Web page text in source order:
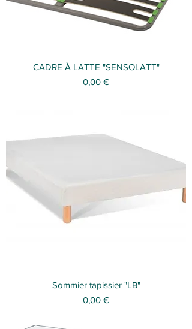
CADRE À LATTE "SENSOLATT"
Prix
0,00 €
Sommier tapissier "LB"
Prix
0,00 €